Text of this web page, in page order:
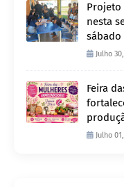
Projeto
nesta
sábado
Julho
Feira
D’Arc
Julho